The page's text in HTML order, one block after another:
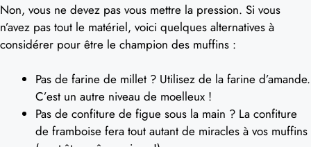
Non, vous ne devez pas vous mettre la pression. Si vous
n’avez pas tout le matériel, voici quelques alternatives à
considérer pour être le champion des muffins :
Pas de farine de millet ? Utilisez de la farine d’amande.
C’est un autre niveau de moelleux !
Pas de confiture de figue sous la main ? La confiture
de framboise fera tout autant de miracles à vos muffins